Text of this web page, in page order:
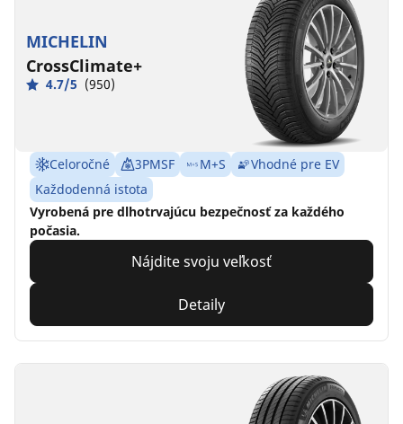
MICHELIN
CrossClimate+
4.7/5 (950)
Celoročné 3PMSF M+S
Vhodné pre EV
Každodenná istota
Vyrobená pre dlhotrvajúcu bezpečnosť za každého
počasia.
Nájdite svoju veľkosť
Detaily